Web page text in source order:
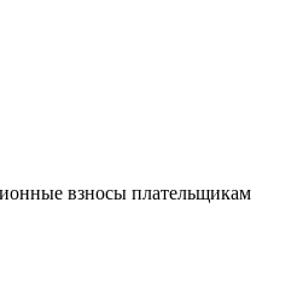
взносы плательщикам